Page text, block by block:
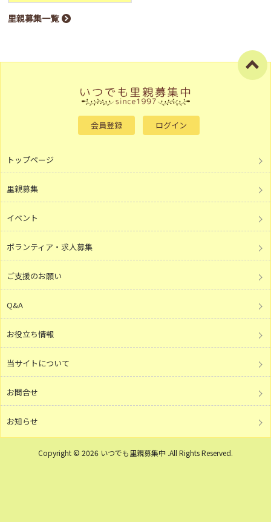
里親募集一覧
会員登録 ログイン
トップページ
里親募集
イベント
ボランティア・求人募集
ご支援のお願い
Q&A
お役立ち情報
当サイトについて
お問合せ
お知らせ
Copyright © 2026 いつでも里親募集中 .All Rights Reserved.